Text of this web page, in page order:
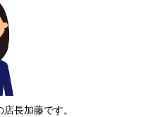
長加藤です。